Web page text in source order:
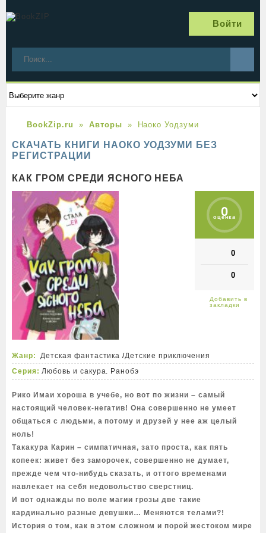
Войти
BookZip.ru Авторы Наоко Уодзуми
СКАЧАТЬ КНИГИ НАОКО УОДЗУМИ БЕЗ
РЕГИСТРАЦИИ
КАК ГРОМ СРЕДИ ЯСНОГО НЕБА
0
оценка
0
0
Жанр: Детская фантастика /Детские приключения
Серия: Любовь и сакура. Ранобэ
Рико Имаи хороша в учебе, но вот по жизни – самый
настоящий человек-негатив! Она совершенно не умеет
общаться с людьми, а потому и друзей у нее аж целый
ноль!
Такакура Карин – симпатичная, зато проста, как пять
копеек: живет без заморочек, совершенно не думает,
прежде чем что-нибудь сказать, и оттого временами
навлекает на себя недовольство сверстниц.
И вот однажды по воле магии грозы две такие
кардинально разные девушки… Меняются телами?!
История о том, как в этом сложном и порой жестоком мире